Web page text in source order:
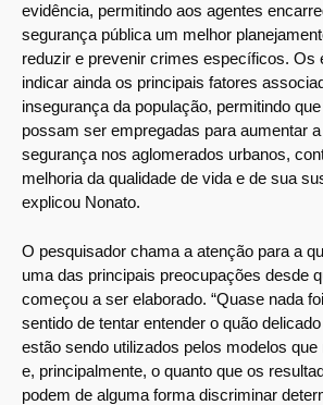
evidência, permitindo aos agentes
segurança pública um melhor
reduzir e prevenir crimes específicos. Os
indicar ainda os principais fatores
insegurança da população, permitindo
possam ser empregadas para aumentar
segurança nos aglomerados urbanos,
melhoria da qualidade de vida e de sua
explicou Nonato.
O pesquisador chama a atenção para a
uma das principais preocupações desde
começou a ser elaborado. “Quase nada
sentido de tentar entender o quão
estão sendo utilizados pelos modelos
e, principalmente, o quanto que os
podem de alguma forma discriminar